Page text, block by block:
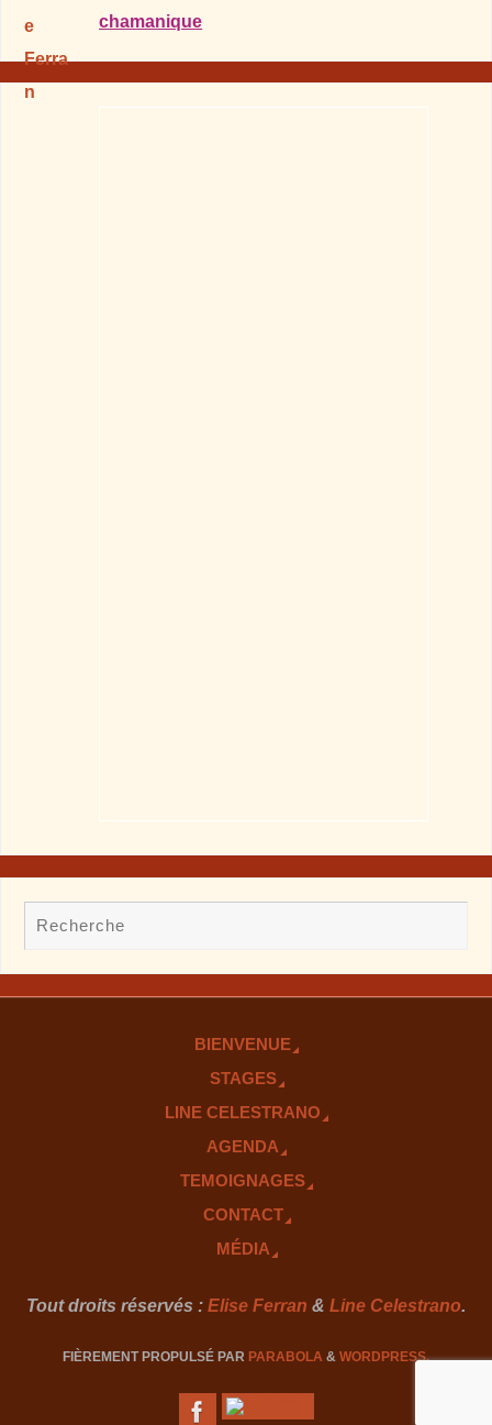
chamanique
BIENVENUE
STAGES
LINE CELESTRANO
AGENDA
TEMOIGNAGES
CONTACT
MÉDIA
Tout droits réservés : Elise Ferran & Line Celestrano.
FIÈREMENT PROPULSÉ PAR PARABOLA & WORDPRESS.